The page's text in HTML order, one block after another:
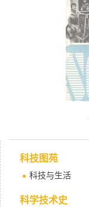
科技图苑
科技与生活
科学技术史